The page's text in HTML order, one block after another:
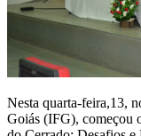
Nesta quarta-feira,13,
Goiás (IFG), começou